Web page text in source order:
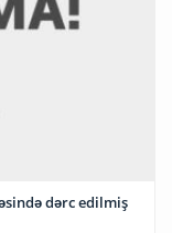
dərc edilmiş